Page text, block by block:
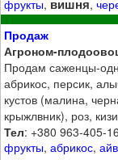
фрукты, вишня,
Продаж
Агроном-
Продам саженцы-
абрикос, персик,
кустов (малина,
крыжлвник), роз,
Тел: +380 963-405-
фрукты,абрикос,